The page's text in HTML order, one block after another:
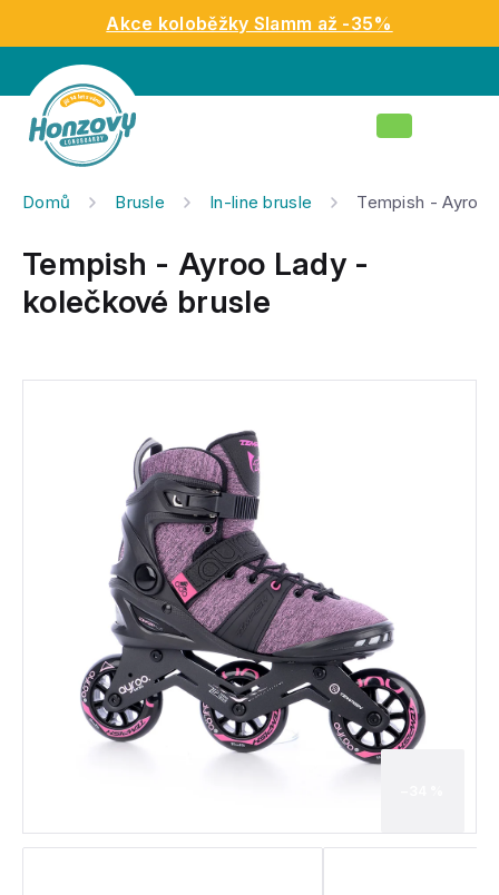
obsah
Akce koloběžky Slamm až -35%
Nákupní
Domů Brusle In-line brusle Tempish - Ayroo
Tempish - Ayroo Lady -
kolečkové brusle